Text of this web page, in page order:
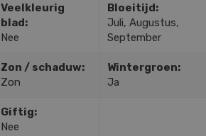
Veelkleurig
blad:
Nee
Bloeitijd:
Juli, Augustus,
September
Zon / schaduw:
Zon
Wintergroen:
Ja
Giftig:
Nee